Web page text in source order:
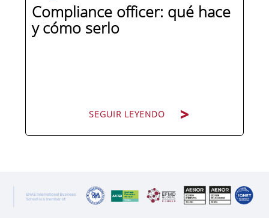
Compliance officer: qué hace
y cómo serlo
SEGUIR LEYENDO
en la estructura corporativa española
en la última década como el